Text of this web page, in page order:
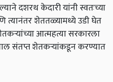
दशरथ केदारी यांनी स्वतःच्या
शेततळ्यामध्ये उडी घेत
आत्महत्या सरकारला
संतप्त शेतकऱ्यांकडून करण्यात